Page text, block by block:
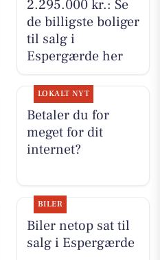
2.295.000 kr.: Se
de billigste boliger
til salg i
Espergærde her
LOKALT NYT
Betaler du for
meget for dit
internet?
BILER
Biler netop sat til
salg i Espergærde